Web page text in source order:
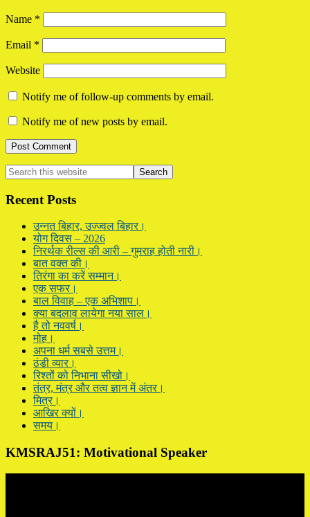
Name *
Email *
Website
Notify me of follow-up comments by email.
Notify me of new posts by email.
Primary
Sidebar
Search
this
website
Recent Posts
उन्नत बिहार, उज्ज्वल बिहार।
योग दिवस – 2026
निरर्थक रील्स की आरी – गुमराह होती नारी।
बात वक्त की।
तिरंगा का करें सम्मान।
एक सफर।
बाल विवाह – एक अभिशाप।
क्या बदलाव लायेगा नया साल।
है तो नववर्ष।
मोह।
अपना धर्म सबसे उत्तम।
ठंडी व्यार।
रिश्तों को निभाना सीखो।
तंत्र, मंत्र और तत्व ज्ञान में अंतर।
मित्र।
आखिर क्यों।
समय।
KMSRAJ51: Motivational Speaker